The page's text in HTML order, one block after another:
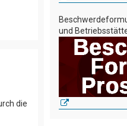
die
und